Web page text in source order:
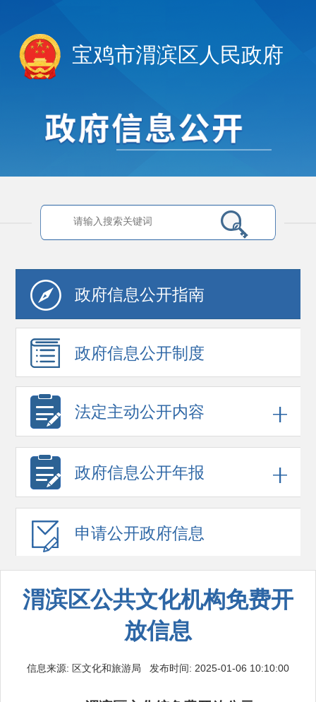
宝鸡市渭滨区人民政府
政府信息公开指南
政府信息公开制度
法定主动公开内容
政府信息公开年报
申请公开政府信息
渭滨区公共文化机构免费开
放信息
信息来源: 区文化和旅游局 发布时间: 2025-01-06 10:10:00